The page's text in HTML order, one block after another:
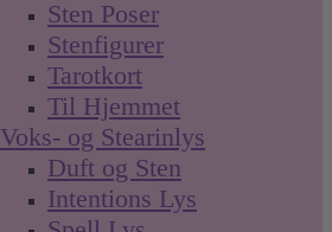
Sten Poser
Stenfigurer
Tarotkort
Til Hjemmet
Voks- og Stearinlys
Duft og Sten
Intentions Lys